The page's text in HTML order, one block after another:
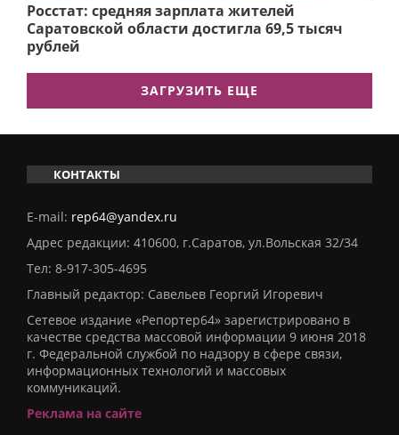
Росстат: средняя зарплата жителей
Саратовской области достигла 69,5 тысяч
рублей
ЗАГРУЗИТЬ ЕЩЕ
КОНТАКТЫ
E-mail: rep64@yandex.ru
Адрес редакции: 410600, г.Саратов, ул.Вольская 32/34
Тел: 8-917-305-4695
Главный редактор: Савельев Георгий Игоревич
Сетевое издание «Репортер64» зарегистрировано в
качестве средства массовой информации 9 июня 2018
г. Федеральной службой по надзору в сфере связи,
информационных технологий и массовых
коммуникаций.
Реклама на сайте